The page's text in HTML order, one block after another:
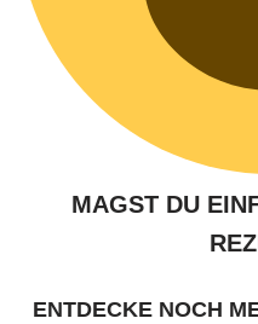
MAGST DU
ENTDECKE NOCH